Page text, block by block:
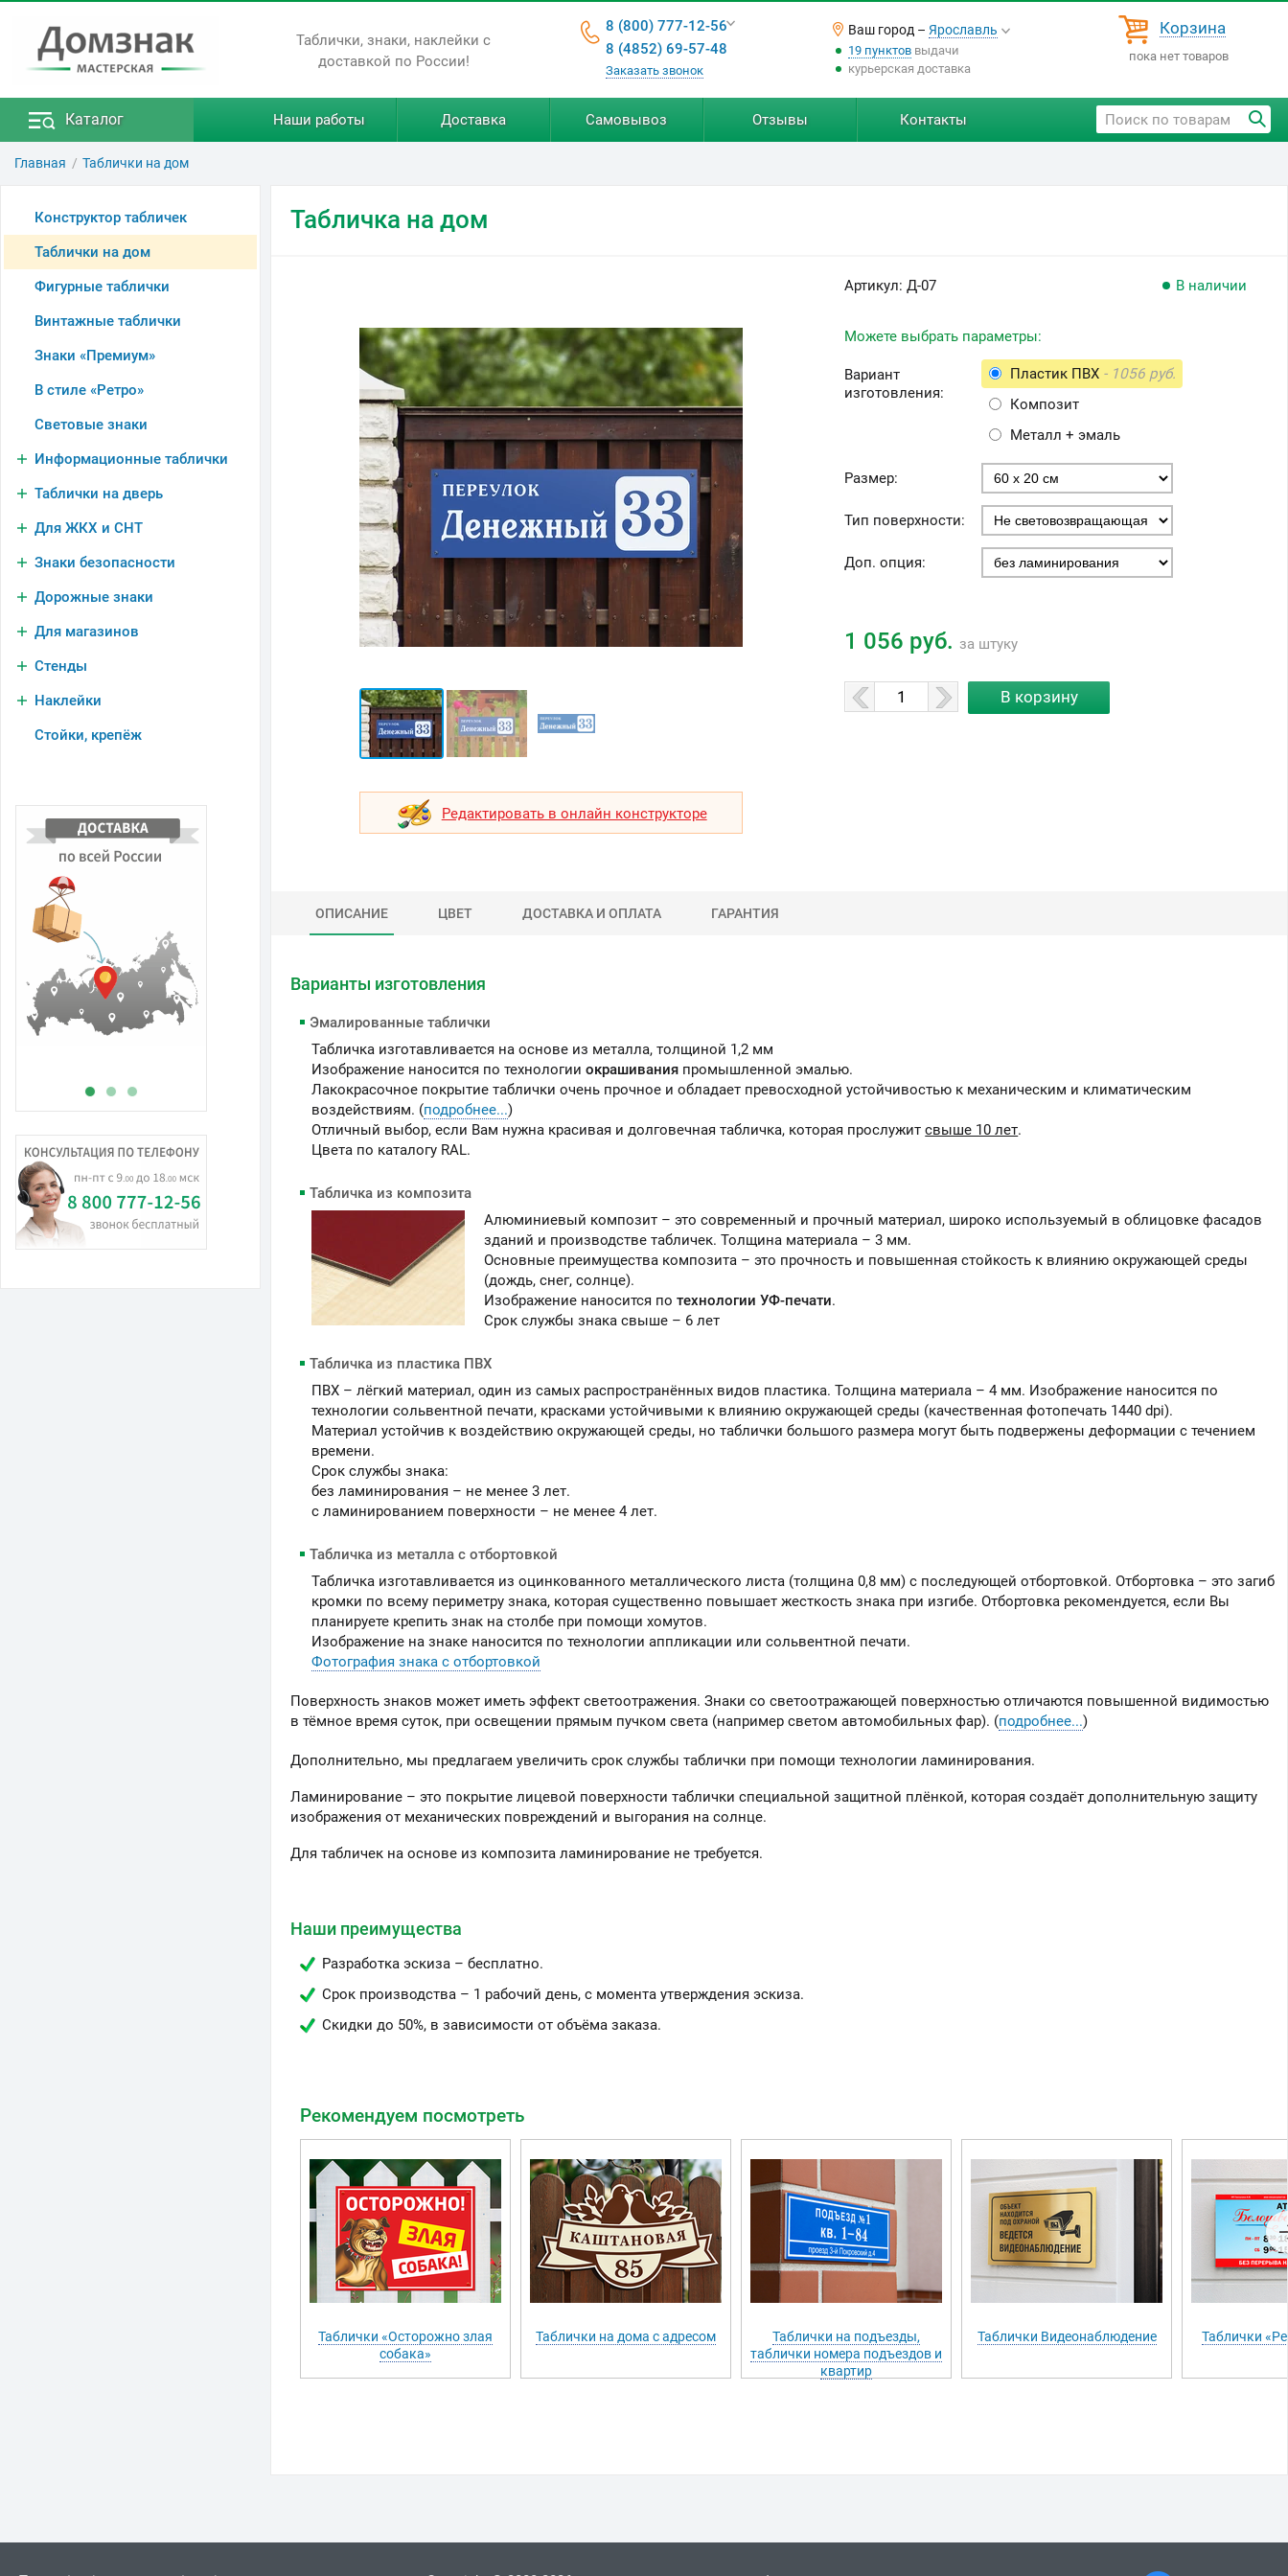
Таблички, знаки, наклейки с
доставкой по России!
8 (800) 777-12-56
8 (4852) 69-57-48
Заказать звонок
Ваш город – Ярославль
19 пунктоввыдачи
курьерская доставка
Корзина
пока нет товаров
Каталог Наши работы Доставка Самовывоз Отзывы Контакты
Главная Таблички на дом
Конструктор табличек
Таблички на дом
Фигурные таблички
Винтажные таблички
Знаки «Премиум»
В стиле «Ретро»
Световые знаки
Информационные таблички
Таблички на дверь
Для ЖКХ и СНТ
Знаки безопасности
Дорожные знаки
Для магазинов
Стенды
Наклейки
Стойки, крепёж
нашу продукцию через
Табличка на дом
Редактировать в онлайн конструкторе
Артикул:Д-07 В наличии
Можете выбрать параметры:
Вариант
изготовления:
Пластик ПВХ - 1056 руб.
Композит
Металл + эмаль
Размер:
Тип поверхности:
Доп. опция:
1 056 руб. за штуку
ОПИСАНИЕ ЦВЕТ ДОСТАВКА И ОПЛАТА ГАРАНТИЯ
Варианты изготовления
Эмалированные таблички
Табличка изготавливается на основе из металла, толщиной 1,2 мм
Изображение наносится по технологииокрашивания промышленной эмалью.
Лакокрасочное покрытие таблички очень прочное и обладает превосходной устойчивостью к механическим и климатическим
воздействиям. (подробнее...)
Отличный выбор, если Вам нужна красивая и долговечная табличка, которая прослужитсвыше 10 лет.
Цвета по каталогу RAL.
Табличка из композита
Алюминиевый композит – это современный и прочный материал, широко используемый в облицовке фасадов
зданий и производстве табличек. Толщина материала – 3 мм.
Основные преимущества композита – это прочность и повышенная стойкость к влиянию окружающей среды
(дождь, снег, солнце).
Изображение наносится потехнологии УФ-печати.
Срок службы знака свыше – 6 лет
Табличка из пластика ПВХ
ПВХ – лёгкий материал, один из самых распространённых видов пластика. Толщина материала – 4 мм. Изображение наносится по
технологии сольвентной печати, красками устойчивыми к влиянию окружающей среды (качественная фотопечать 1440 dpi).
Материал устойчив к воздействию окружающей среды, но таблички большого размера могут быть подвержены деформации с течением
времени.
Срок службы знака:
без ламинирования – не менее 3 лет.
c ламинированием поверхности – не менее 4 лет.
Табличка из металла с отбортовкой
Табличка изготавливается из оцинкованного металлического листа (толщина 0,8 мм) с последующей отбортовкой. Отбортовка – это загиб
кромки по всему периметру знака, которая существенно повышает жесткость знака при изгибе. Отбортовка рекомендуется, если Вы
планируете крепить знак на столбе при помощи хомутов.
Изображение на знаке наносится по технологии аппликации или сольвентной печати.
Фотография знака с отбортовкой
Поверхность знаков может иметь эффект светоотражения. Знаки со светоотражающей поверхностью отличаются повышенной видимостью
в тёмное время суток, при освещении прямым пучком света (например светом автомобильных фар). (подробнее...)
Дополнительно, мы предлагаем увеличить срок службы таблички при помощи технологии ламинирования.
Ламинирование – это покрытие лицевой поверхности таблички специальной защитной плёнкой, которая создаёт дополнительную защиту
изображения от механических повреждений и выгорания на солнце.
Для табличек на основе из композита ламинирование не требуется.
Наши преимущества
Разработка эскиза – бесплатно.
Срок производства – 1 рабочий день, с момента утверждения эскиза.
Скидки до 50%, в зависимости от объёма заказа.
Рекомендуем посмотреть
Таблички «Осторожно злая
собака»
Таблички на дома с адресом
Таблички на подъезды,
таблички номера подъездов и
квартир
Таблички Видеонаблюдение Таблички